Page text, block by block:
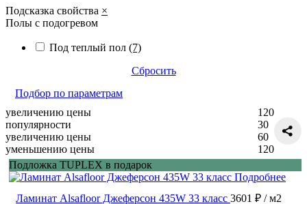
Подсказка свойства ×
Полы с подогревом
Под теплый пол (7)
Сбросить
Подбор по параметрам
увеличению цены
популярности
увеличению цены
уменьшению цены
120
30
60
120
Подложка TUPLEX в подарок
Подробнее
Ламинат Alsafloor Джеферсон 435W 33 класс 3601 ₽ / м2